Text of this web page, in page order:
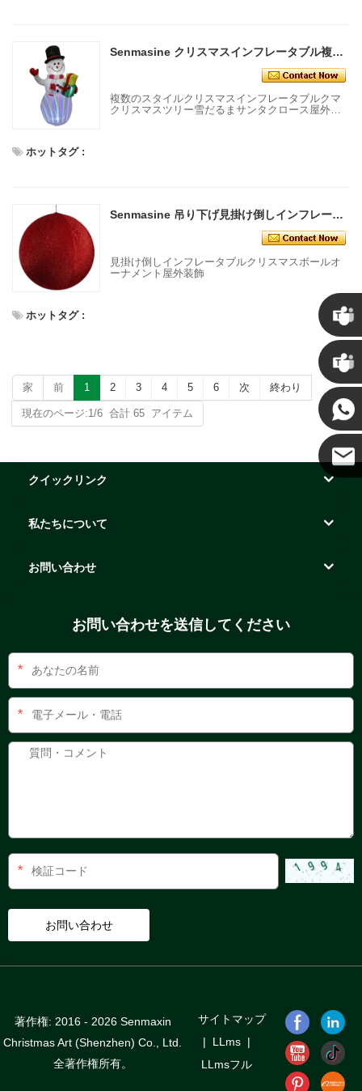
Senmasine クリスマスインフレータブル複数のスタイルの装飾品クマクリスマスツリー雪だるまサンタクロース屋外装飾
複数のスタイルクリスマスインフレータブルクマ
クリスマスツリー雪だるまサンタクロース屋外装
ホットタグ :
Senmasine 吊り下げ見掛け倒しインフレータブル クリスマス ボール オーナメント - 複数の色をご用意しています
見掛け倒しインフレータブルクリスマスボールオ
ーナメント屋外装飾
ホットタグ :
家 前 1 2 3 4 5 6 次 終わり
現在のページ:1/6 合計 65 アイテム
クイックリンク
私たちについて
お問い合わせ
お問い合わせを送信してください
*
*
*
著作権: 2016 - 2026 Senmaxin
Christmas Art (Shenzhen) Co., Ltd.
全著作権所有。
サイトマップ
| LLms |
LLmsフル
クリス
ケニー